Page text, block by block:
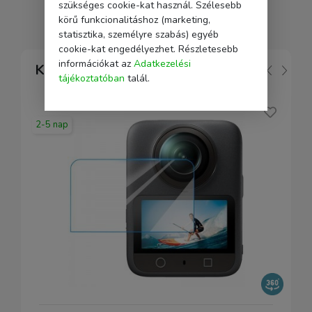
Kapcsolódó
2-5 nap
szükséges cookie-kat használ. Szélesebb
körű funkcionalitáshoz (marketing,
statisztika, személyre szabás) egyéb
cookie-kat engedélyezhet. Részletesebb
információkat az Adatkezelési
tájékoztatóban talál.